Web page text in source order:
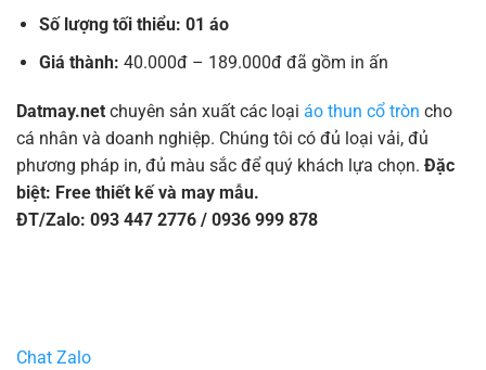
Số lượng tối thiểu: 01 áo
Giá thành: 40.000đ – 189.000đ đã gồm in ấn
Datmay.net chuyên sản xuất các loại áo thun cổ tròn cho
cá nhân và doanh nghiệp. Chúng tôi có đủ loại vải, đủ
phương pháp in, đủ màu sắc để quý khách lựa chọn. Đặc
biệt: Free thiết kế và may mẫu.
ĐT/Zalo: 093 447 2776 / 0936 999 878
Chat Zalo